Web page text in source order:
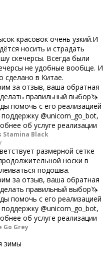
красовок очень узкий.И
носить и страдать
скечерсы. Всегда были
не удобные вообще. И
сделано в Китае.
за отзыв, ваша обратная
правильный выбор🦄
помочь с его реализацией
@unicorn_go_bot,
об услуге реализации
Stamina Black
размерной сетке
носки в
подошва.
за отзыв, ваша обратная
правильный выбор🦄
помочь с его реализацией
@unicorn_go_bot,
об услуге реализации
Go Grey
зимы